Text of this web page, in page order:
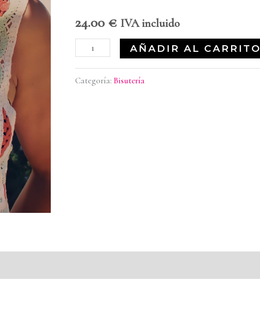
24.00 € IVA incluido
AÑADIR AL CARRITO
Categoría: Bisutería